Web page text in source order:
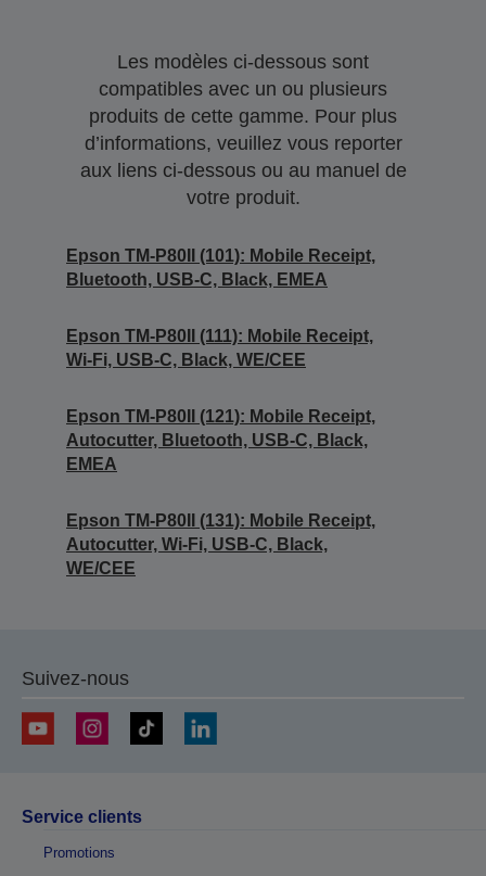
Les modèles ci-dessous sont
compatibles avec un ou plusieurs
produits de cette gamme. Pour plus
d’informations, veuillez vous reporter
aux liens ci-dessous ou au manuel de
votre produit.
Epson TM-P80II (101): Mobile Receipt,
Bluetooth, USB-C, Black, EMEA
Epson TM-P80II (111): Mobile Receipt,
Wi-Fi, USB-C, Black, WE/CEE
Epson TM-P80II (121): Mobile Receipt,
Autocutter, Bluetooth, USB-C, Black,
EMEA
Epson TM-P80II (131): Mobile Receipt,
Autocutter, Wi-Fi, USB-C, Black,
WE/CEE
Suivez-nous
Service clients
Promotions